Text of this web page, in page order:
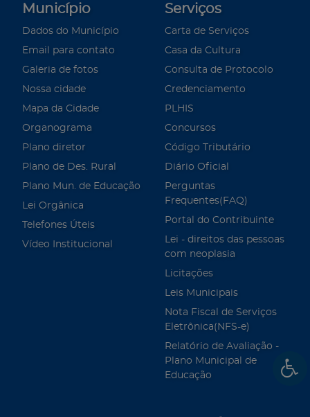
Município
Dados do Município
Email para contato
Galeria de fotos
Nossa cidade
Mapa da Cidade
Organograma
Plano diretor
Plano de Des. Rural
Plano Mun. de Educação
Lei Orgânica
Telefones Úteis
Vídeo Institucional
Serviços
Carta de Serviços
Casa da Cultura
Consulta de Protocolo
Credenciamento
PLHIS
Concursos
Código Tributário
Diário Oficial
Perguntas
Frequentes(FAQ)
Portal do Contribuinte
Lei - direitos das pessoas
com neoplasia
Licitações
Leis Municipais
Nota Fiscal de Serviços
Eletrônica(NFS-e)
Relatório de Avaliação -
Plano Municipal de
Educação